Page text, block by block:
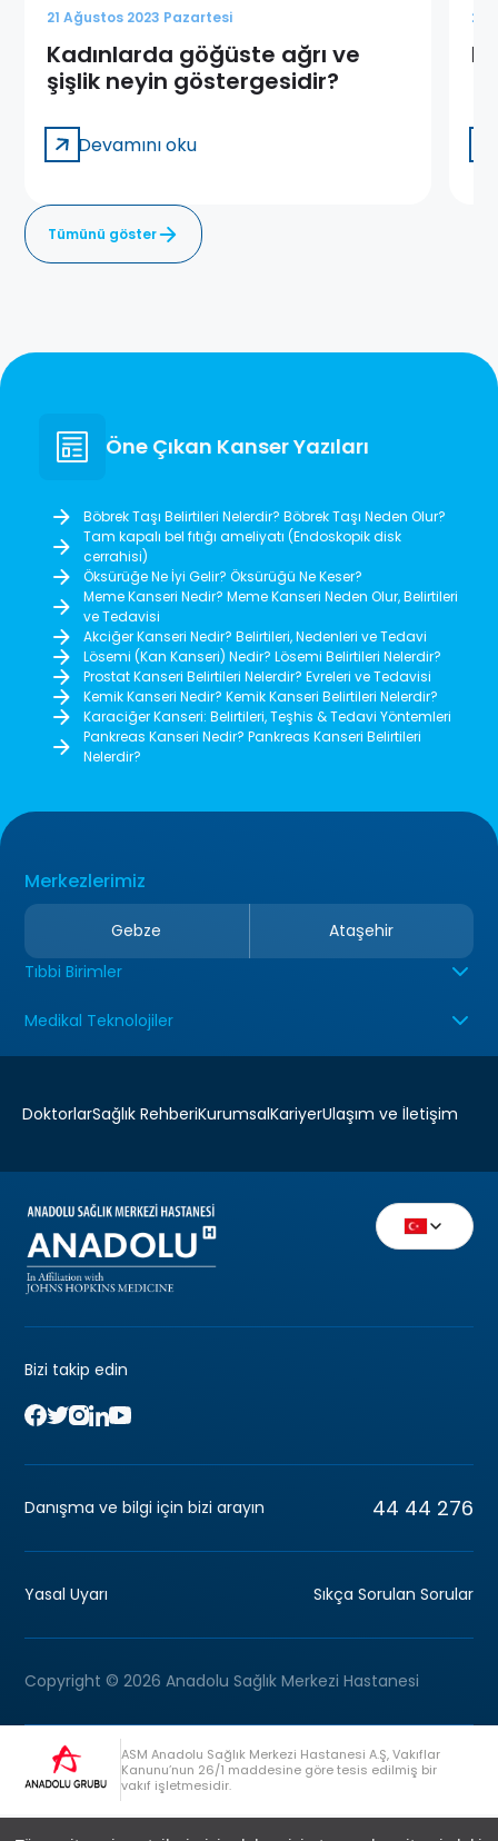
21 Ağustos 2023 Pazartesi
Kadınlarda göğüste ağrı ve
şişlik neyin göstergesidir?
Devamını oku
21
Tümünü göster
Öne Çıkan Kanser Yazıları
Böbrek Taşı Belirtileri Nelerdir? Böbrek Taşı Neden Olur?
Tam kapalı bel fıtığı ameliyatı (Endoskopik disk
cerrahisi)
Öksürüğe Ne İyi Gelir? Öksürüğü Ne Keser?
Meme Kanseri Nedir? Meme Kanseri Neden Olur, Belirtileri
ve Tedavisi
Akciğer Kanseri Nedir? Belirtileri, Nedenleri ve Tedavi
Lösemi (Kan Kanseri) Nedir? Lösemi Belirtileri Nelerdir?
Prostat Kanseri Belirtileri Nelerdir? Evreleri ve Tedavisi
Kemik Kanseri Nedir? Kemik Kanseri Belirtileri Nelerdir?
Karaciğer Kanseri: Belirtileri, Teşhis & Tedavi Yöntemleri
Pankreas Kanseri Nedir? Pankreas Kanseri Belirtileri
Nelerdir?
Merkezlerimiz
Gebze
Ataşehir
Tıbbi Birimler
Medikal Teknolojiler
DoktorlarSağlık RehberiKurumsalKariyerUlaşım ve İletişim
Bizi takip edin
Danışma ve bilgi için bizi arayın 44 44 276
Yasal Uyarı Sıkça Sorulan Sorular
Copyright © 2026 Anadolu Sağlık Merkezi Hastanesi
ASM Anadolu Sağlık Merkezi Hastanesi A.Ş, Vakıflar
Kanunu’nun 26/1 maddesine göre tesis edilmiş bir
vakıf işletmesidir.
Anadolu Grubu Danışma Hattı +90 (262) 678 54 00